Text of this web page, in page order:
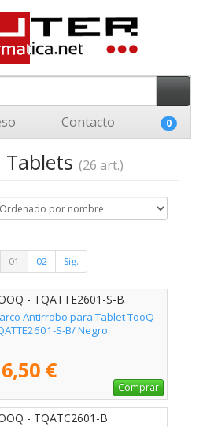
Contacto 0
Tablets (26 art.)
01 02 Sig.
- TQATTE2601-S-B
Antirrobo para Tablet TooQ
S-B/ Negro
€
Comprar
- TQATC2601-B